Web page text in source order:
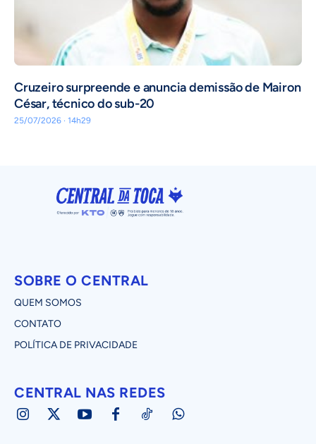
Cruzeiro surpreende e anuncia demissão de Mairon
César, técnico do sub-20
25/07/2026 · 14h29
SOBRE O CENTRAL
QUEM SOMOS
CONTATO
POLÍTICA DE PRIVACIDADE
CENTRAL NAS REDES